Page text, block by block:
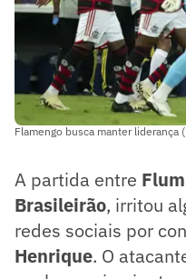
Flamengo busca manter liderança
A partida entre
Brasileirão, irritou
redes sociais por
Henrique. O